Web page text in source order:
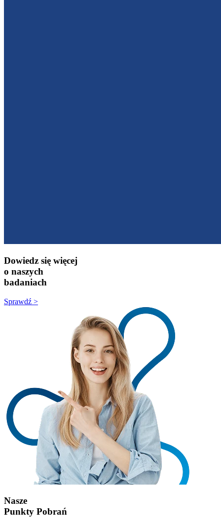
Dowiedz się więcej
o naszych
badaniach
Sprawdź >
Nasze
Punkty Pobrań